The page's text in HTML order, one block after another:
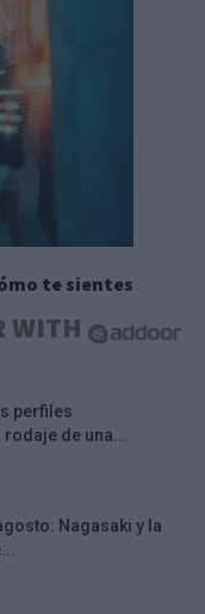
te sientes
WITH
perfiles
de una...
Nagasaki y la